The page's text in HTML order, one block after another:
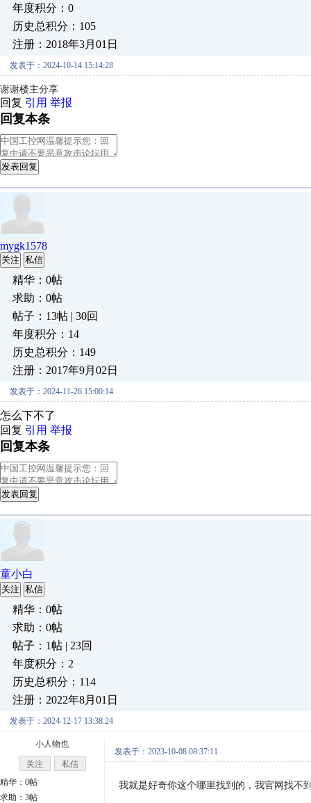
年度积分：0
历史总积分：105
注册：2018年3月01日
发表于：2024-10-14 15:14:28
谢谢楼主分享
回复 引用 举报
回复本条
发表回复
mygk1578
关注 私信
精华：0帖
求助：0帖
帖子：13帖 | 30回
年度积分：14
历史总积分：149
注册：2017年9月02日
发表于：2024-11-26 15:00:14
怎么下不了
回复 引用 举报
回复本条
发表回复
童小白
关注 私信
精华：0帖
求助：0帖
帖子：1帖 | 23回
年度积分：2
历史总积分：114
注册：2022年8月01日
发表于：2024-12-17 13:38:24
小人物也
关注
私信
精华：0帖
求助：3帖
发表于：2023-10-08 08:37:11
我就是好奇你这个哪里找到的，我官网找不